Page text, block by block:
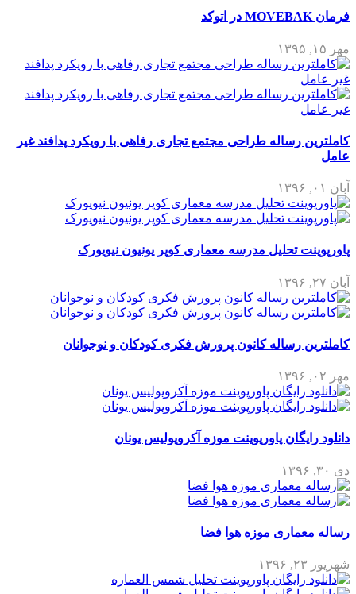
فرمان MOVEBAK در اتوکد
مهر ۱۵, ۱۳۹۵
کاملترین رساله طراحی مجتمع تجاری رفاهی با رویکرد پدافند غیر
عامل
آبان ۰۱, ۱۳۹۶
پاورپوینت تحلیل مدرسه معماری کوپر یونیون نیویورک
آبان ۲۷, ۱۳۹۶
کاملترین رساله کانون پرورش فکری کودکان و نوجوانان
مهر ۰۲, ۱۳۹۶
دانلود رایگان پاورپوینت موزه آکروپولیس یونان
دی ۳۰, ۱۳۹۶
رساله معماری موزه هوا فضا
شهریور ۲۳, ۱۳۹۶